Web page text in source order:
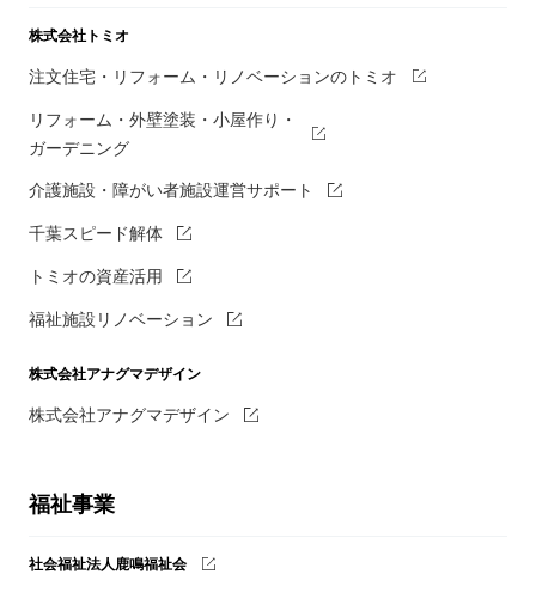
株式会社トミオ
注文住宅・リフォーム・リノベーションのトミオ
リフォーム・外壁塗装・小屋作り・
ガーデニング
介護施設・障がい者施設運営サポート
千葉スピード解体
トミオの資産活用
福祉施設リノベーション
株式会社アナグマデザイン
株式会社アナグマデザイン
福祉事業
社会福祉法人鹿鳴福祉会